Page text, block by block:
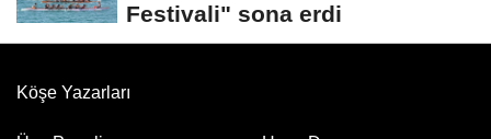
Festivali" sona erdi
Köşe Yazarları